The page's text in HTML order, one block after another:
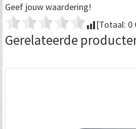
Geef jouw waardering!
[Totaal: 0
Gerelateerde